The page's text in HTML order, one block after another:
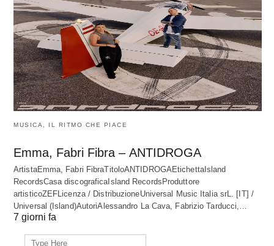
MUSICA, IL RITMO CHE PIACE
Emma, Fabri Fibra – ANTIDROGA
ArtistaEmma, Fabri FibraTitoloANTIDROGAEtichettaIsland
RecordsCasa discograficaIsland RecordsProduttore
artisticoZEFLicenza / DistribuzioneUniversal Music Italia srL. [IT] /
Universal (Island)AutoriAlessandro La Cava, Fabrizio Tarducci,…
7 giorni fa
Search